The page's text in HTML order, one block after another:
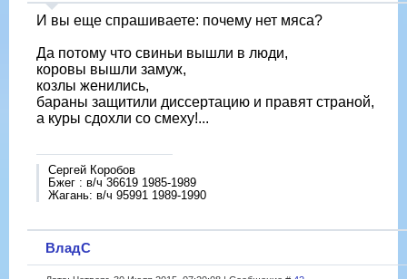
И вы еще спрашиваете: почему нет мяса?
Да потому что свиньи вышли в люди,
коровы вышли замуж,
козлы женились,
бараны защитили диссертацию и правят страной,
а куры сдохли со смеху!...
Сергей Коробов
Бжег : в/ч 36619 1985-1989
Жагань: в/ч 95991 1989-1990
ВладС